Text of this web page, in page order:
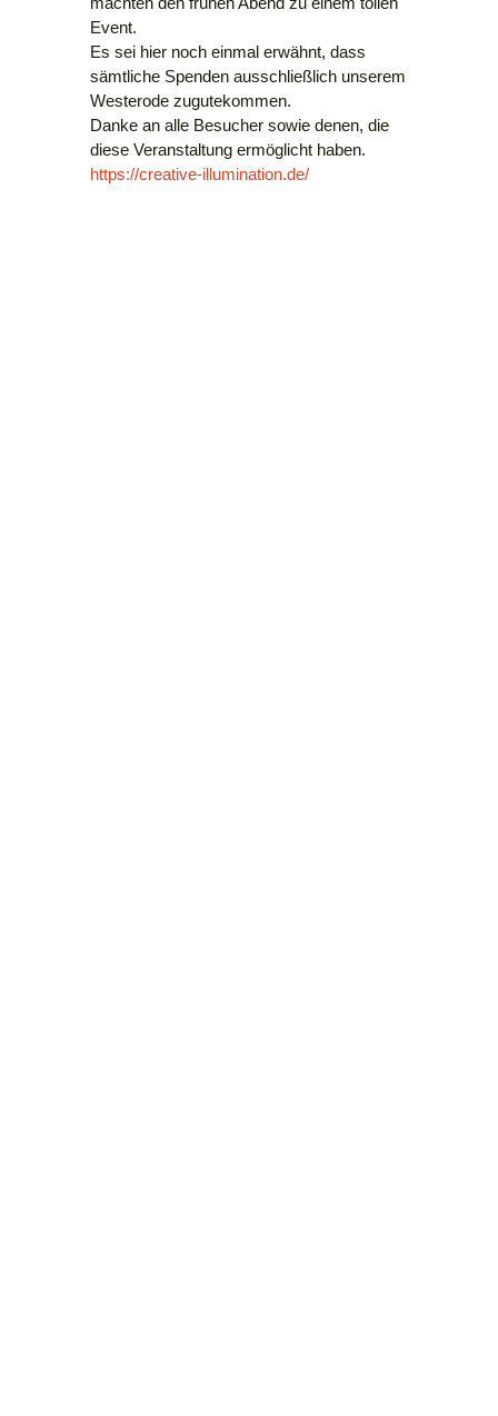
Event.
Es sei hier noch einmal erwähnt, dass
sämtliche Spenden ausschließlich unserem
Westerode zugutekommen.
Danke an alle Besucher sowie denen, die
diese Veranstaltung ermöglicht haben.
https://creative-illumination.de/